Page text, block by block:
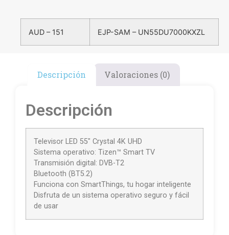
AUD – 151 EJP-SAM – UN55DU7000KXZL
Descripción Valoraciones (0)
Descripción
Televisor LED 55″ Crystal 4K UHD
Sistema operativo: Tizen™ Smart TV
Transmisión digital: DVB-T2
Bluetooth (BT5.2)
Funciona con SmartThings, tu hogar inteligente
Disfruta de un sistema operativo seguro y fácil
de usar